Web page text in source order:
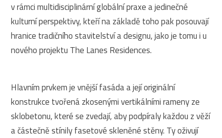
v rámci multidisciplinární globální praxe a jedinečné
kulturní perspektivy, kteří na základě toho pak posouvají
hranice tradičního stavitelství a designu, jako je tomu i u
nového projektu The Lanes Residences.
Hlavním prvkem je vnější fasáda a její originální
konstrukce tvořená zkosenými vertikálními rameny ze
sklobetonu, které se zvedají, aby podpíraly každou z věží
a částečně stínily fasetové skleněné stěny. Ty oživují